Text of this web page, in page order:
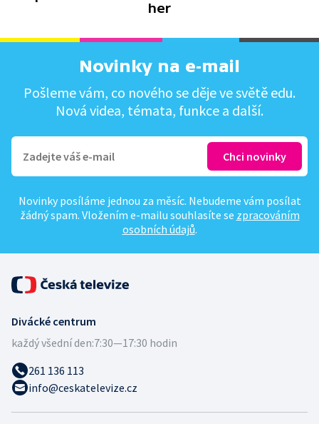
her
Novinky na e-mail
Pošleme vám, co nového se děje ve světě edu.
Nová videa, témata, funkce a další.
Novinky posíláme jednou za měsíc. Nebudeme vám posílat
žádný spam. Vložením e-mailu souhlasíte se zpracováním
osobních údajů.